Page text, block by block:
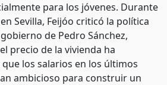
para los jóvenes. Durante
Sevilla, Feijóo criticó la política
de Pedro Sánchez,
precio de la vivienda ha
los salarios en los últimos
ambicioso para construir un